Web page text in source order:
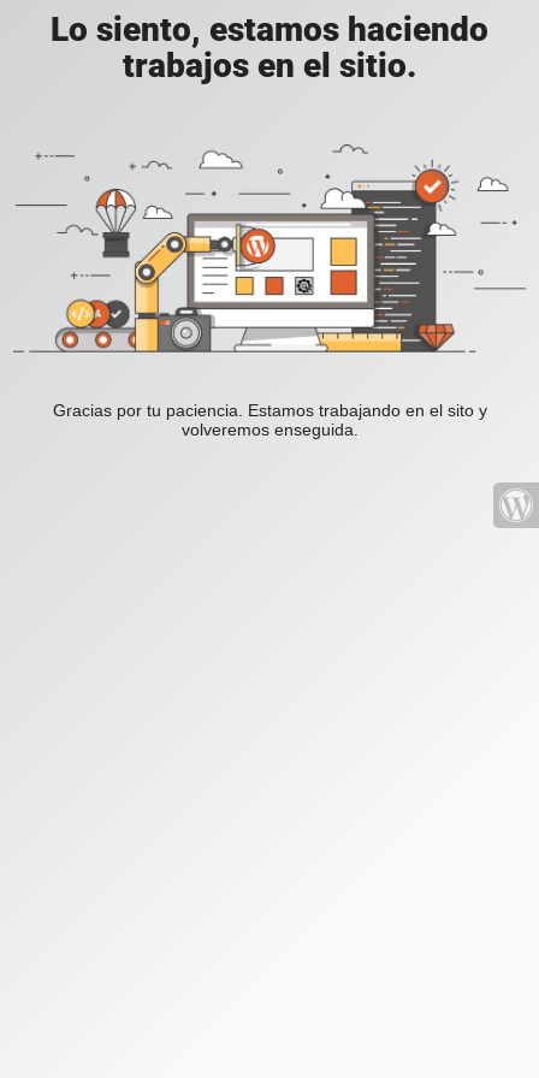
Lo siento, estamos haciendo
trabajos en el sitio.
Gracias por tu paciencia. Estamos trabajando en el sito y
volveremos enseguida.